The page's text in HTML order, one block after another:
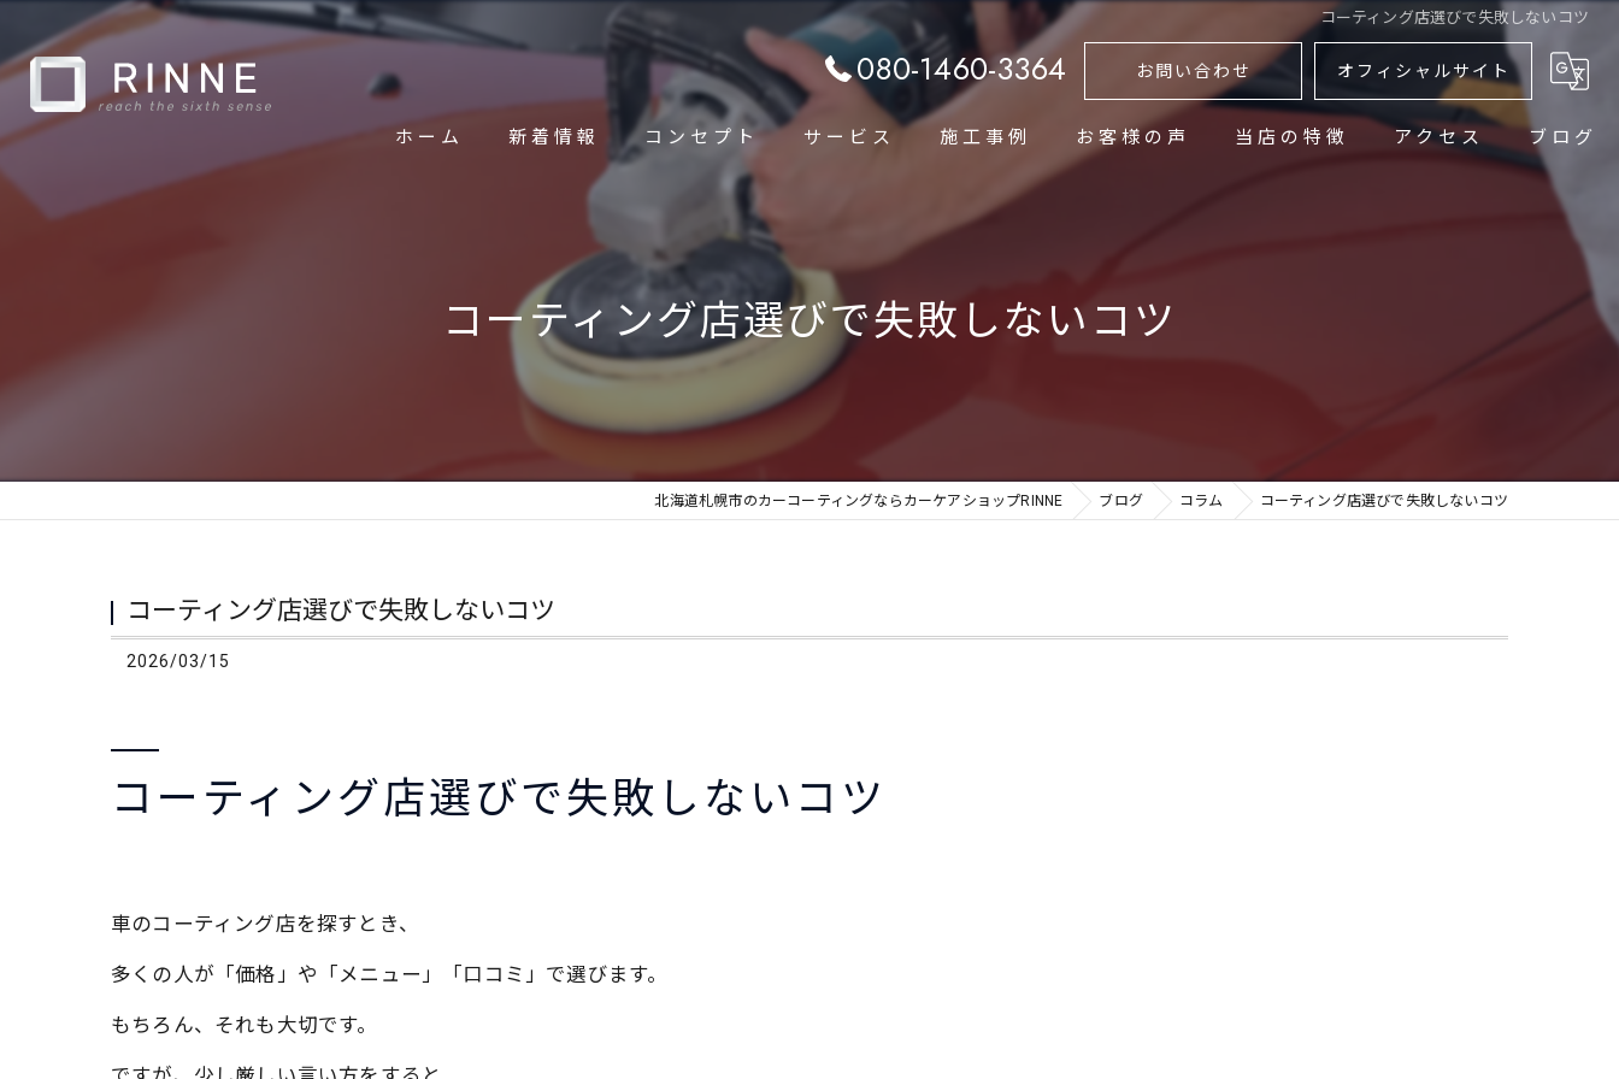
コーティング店選びで失敗しないコツ
080-1460-3364 お問い合わせ オフィシャルサイト
ホーム 新着情報 コンセプト サービス 施工事例 お客様の声 当店の特徴 アクセス ブログ
コーティング店選びで失敗しないコツ
北海道札幌市のカーコーティングならカーケアショップRINNE ブログ コラム コーティング店選びで失敗しないコツ
コーティング店選びで失敗しないコツ
2026/03/15
コーティング店選びで失敗しないコツ
車のコーティング店を探すとき、
多くの人が「価格」や「メニュー」「口コミ」で選びます。
もちろん、それも大切です。